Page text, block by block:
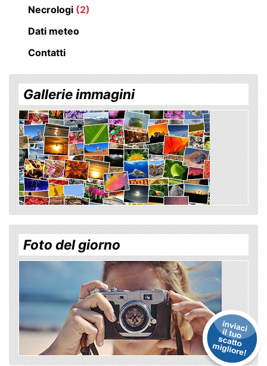
Necrologi (2)
Dati meteo
Contatti
Gallerie immagini
Foto del giorno